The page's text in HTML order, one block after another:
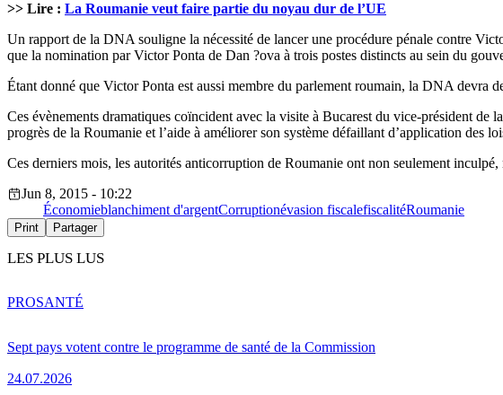
>> Lire : La Roumanie veut faire partie du noyau dur de l’UE
Un rapport de la DNA souligne la nécessité de lancer une procédure pénale contre
que la nomination par Victor Ponta de Dan ?ova à trois postes distincts au sein du
Étant donné que Victor Ponta est aussi membre du parlement roumain, la DNA devra
Ces évènements dramatiques coïncident avec la visite à Bucarest du vice-président
progrès de la Roumanie et l’aide à améliorer son système défaillant d’application des
Ces derniers mois, les autorités anticorruption de Roumanie ont non seulement
Jun 8, 2015 - 10:22
Économieblanchiment d'argentCorruptionévasion fiscalefiscalitéRoumanie
Print Partager
LES PLUS LUS
Sept pays votent contre le programme de santé de la Commission
24.07.2026
PROSANTÉ